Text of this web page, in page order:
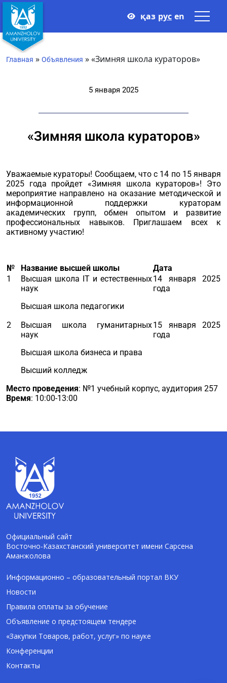
қаз рус en
Главная » Объявления »«Зимняя школа кураторов»
5 января 2025
«Зимняя школа кураторов»
Уважаемые кураторы! Сообщаем, что с 14 по 15 января
2025 года пройдет «Зимняя школа кураторов»! Это
мероприятие направлено на оказание методической и
информационной поддержки кураторам
академических групп, обмен опытом и развитие
профессиональных навыков. Приглашаем всех к
активному участию!
№ Название высшей школы
Дата
1
Высшая школа IT и естественных
наук
Высшая школа педагогики
14 января 2025
года
2
Высшая школа гуманитарных
наук
Высшая школа бизнеса и права
Высший колледж
15 января 2025
года
Место проведения: №1 учебный корпус, аудитория 257
Время: 10:00-13:00
Официальный сайт
Восточно-Казахстанский университет имени Сарсена
Аманжолова
Информационно – образовательный портал ВКУ
Новости
Правила оплаты за обучение
Объявление о предстоящем тендере
«Закупки Товаров, работ, услуг» по науке
Конференции
Контакты
Помощник Amanzholov University
Здравствуйте! Я AI-Talapker — помощник
ВКУ им. Сарсена Аманжолова (ВКУ). Отвечу
на вопросы о поступлении в бакалавриат,